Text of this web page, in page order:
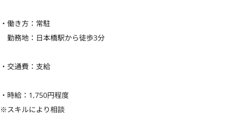
・働き方：常駐
勤務地：日本橋駅から徒歩3分
・交通費：支給
・時給：1,750円程度
※スキルにより相談